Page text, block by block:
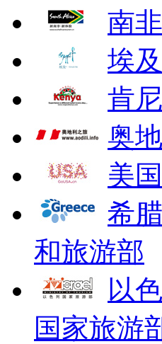
南
埃
肯
奥
美
希
和旅游部
以
国家旅游